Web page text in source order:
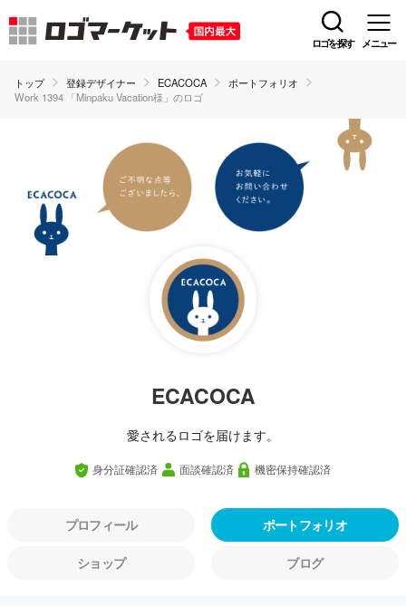
ロゴを探す メニュー
トップ 登録デザイナー ECACOCA
ポートフォリオ
Work 1394 「Minpaku Vacation様」のロゴ
ECACOCA
愛されるロゴを届けます。
身分証確認済 面談確認済 機密保持確認済
プロフィール ポートフォリオ
ショップ ブログ